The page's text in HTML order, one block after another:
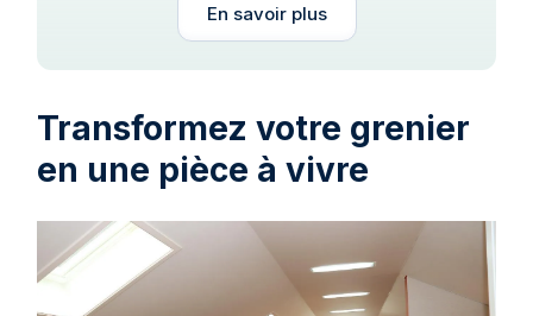
En savoir plus
Transformez votre grenier
en une pièce à vivre